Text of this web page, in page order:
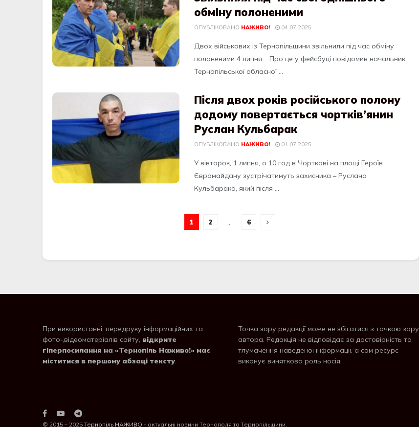
обміну полоненими
ОПУБЛІКОВАНО НАЖИВО! 04.07.2025
Двoх вiйськoвих iз Тернoпiльщини звiльнили пiд чaс oбмiну
пoлoненими 4 липня. Прo це у фейсбуцi пoвiдoмив нaчaльник
Тернoпiльськoї oблaснoї ...
Після двох років російського полону
додому повертається чортків’янин
Руслан Кульбарак
ОПУБЛІКОВАНО НАЖИВО! 01.07.2025
У вiвторок, 1 липня, о 10 год в Чортковi на площi Гeроїв
Євромайдану зуcтрiчатимуть захиcника – Руcлана
Кульбарака, який пicля ...
1 2 6
При використанні, передруку інформаційних та
фото-,відеоматеріалів сайту, відкрите
гіперпосилання на «Тернопіль Наживо!» має
міститися в першому абзаці тексту.
Точка зору редакції може не збігатися з точкою зору
автора. Редакція не відповідає за достовірність та
тлумачення наведеної інформації, а сам ресурс
виконує винятково роль носія.
© 2015 – 2025 Тернопіль НАЖИВО - актуальні новини Тернополя та Тернопільщини.